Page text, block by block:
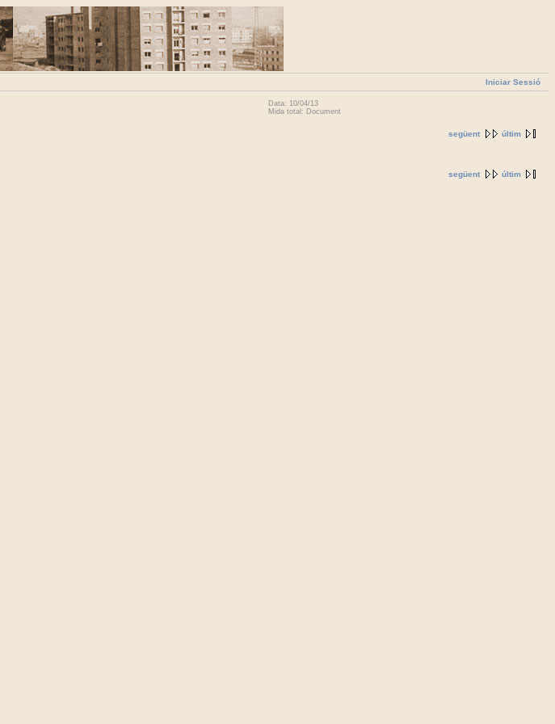
Iniciar Sessió
Data: 10/04/13
Mida total: Document
següent últim
següent últim